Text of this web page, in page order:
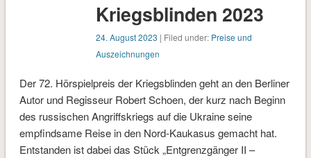
Kriegsblinden 2023
24. August 2023 | Filed under: Preise und
Auszeichnungen
Der 72. Hörspielpreis der Kriegsblinden geht an den Berliner
Autor und Regisseur Robert Schoen, der kurz nach Beginn
des russischen Angriffskriegs auf die Ukraine seine
empfindsame Reise in den Nord-Kaukasus gemacht hat.
Entstanden ist dabei das Stück „Entgrenzgänger II –